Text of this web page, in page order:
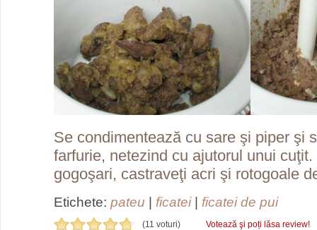
Se condimentează cu sare şi piper şi
farfurie, netezind cu ajutorul unui
gogoşari, castraveţi acri şi rotogoale
Etichete: pateu | ficatei| ficatei de pui
(11 voturi) Votează şi poți lăsa review!